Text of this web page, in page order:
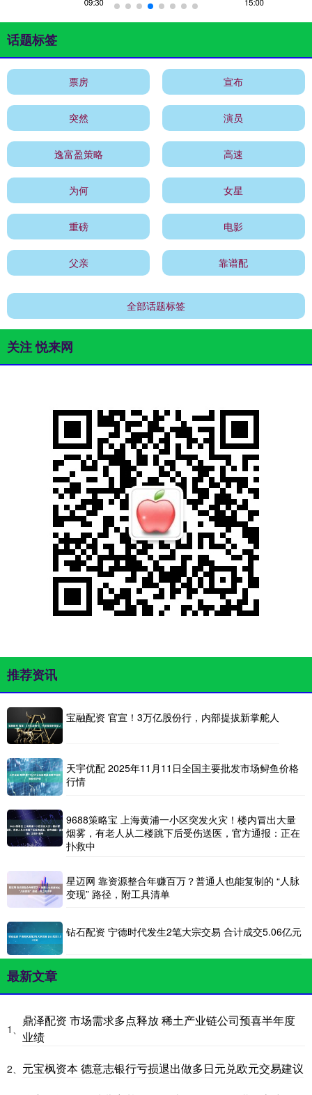
话题标签
票房 宣布
突然 演员
逸富盈策略 高速
为何 女星
重磅 电影
父亲 靠谱配
全部话题标签
关注 悦来网
推荐资讯
宝融配资 官宣！3万亿股份行，内部提拔新掌舵人
天宇优配 2025年11月11日全国主要批发市场鲟鱼价格
行情
9688策略宝 上海黄浦一小区突发火灾！楼内冒出大量
烟雾，有老人从二楼跳下后受伤送医，官方通报：正在
扑救中
星迈网 靠资源整合年赚百万？普通人也能复制的 “人脉
变现” 路径，附工具清单
钻石配资 宁德时代发生2笔大宗交易 合计成交5.06亿元
最新文章
1、
鼎泽配资 市场需求多点释放 稀土产业链公司预喜半年度
业绩
2、 元宝枫资本 德意志银行亏损退出做多日元兑欧元交易建议